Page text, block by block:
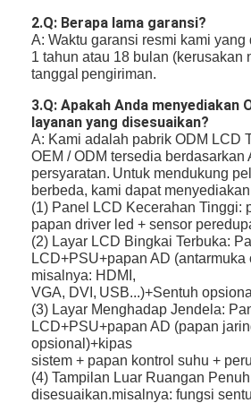
2.Q: Berapa lama garansi?
A: Waktu garansi resmi kami
1 tahun atau 18 bulan (kerusakan
tanggal pengiriman.
3.Q: Apakah Anda menyediakan
layanan yang disesuaikan?
A: Kami adalah pabrik ODM LCD
OEM / ODM tersedia berdasarkan
persyaratan. Untuk mendukung
berbeda, kami dapat
(1) Panel LCD Kecerahan Tinggi:
papan driver led + sensor
(2) Layar LCD Bingkai Terbuka:
LCD+PSU+papan AD (antarmuka
misalnya: HDMI,
VGA, DVI, USB...)+Sentuh opsional
(3) Layar Menghadap Jendela:
LCD+PSU+papan AD (papan
opsional)+kipas
sistem + papan kontrol suhu +
(4) Tampilan Luar Ruangan
disesuaikan.misalnya: fungsi